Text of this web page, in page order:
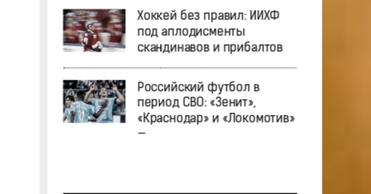
Хоккей без правил: ИИХФ
под аплодисменты
скандинавов и прибалтов
Российский футбол в
период СВО: «Зенит»,
«Краснодар» и «Локомотив»
—